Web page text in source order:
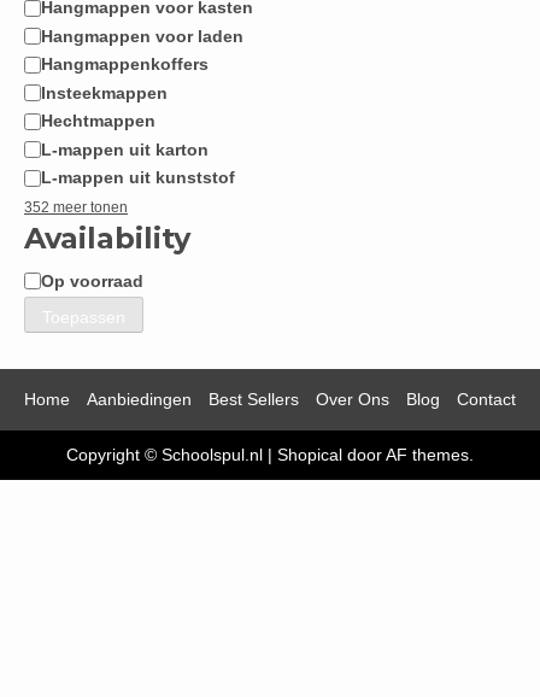
Hangmappen voor kasten
Hangmappen voor laden
Hangmappenkoffers
Insteekmappen
Hechtmappen
L-mappen uit karton
L-mappen uit kunststof
352 meer tonen
Availability
Beschikbaarheid
Op voorraad
Toepassen
Home Aanbiedingen Best Sellers Over Ons Blog Contact
Copyright © Schoolspul.nl | Shopical door AF themes.